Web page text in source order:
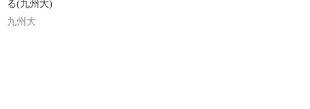
る(九州大)
九州大